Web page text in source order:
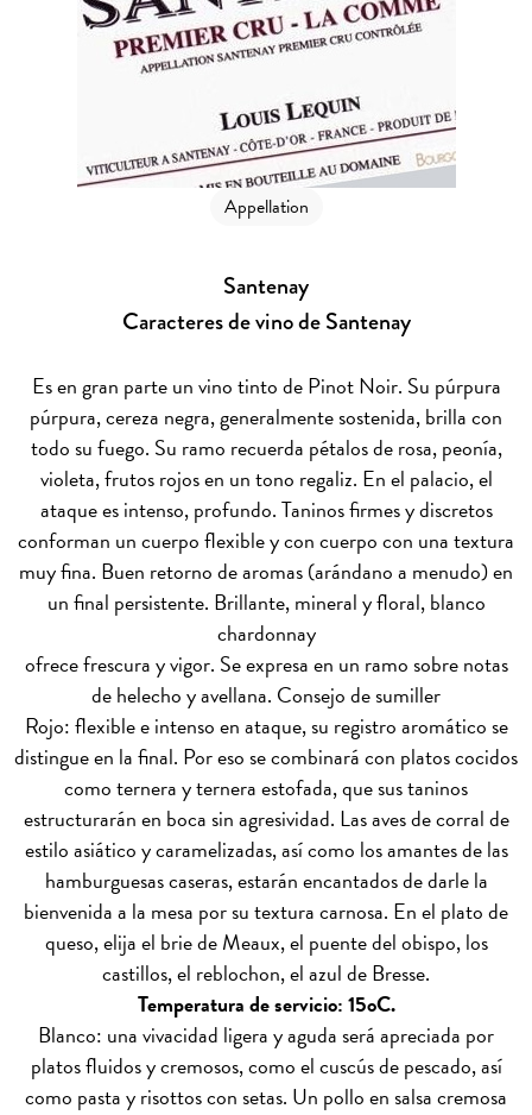
Appellation
Santenay
Caracteres de vino de Santenay
Es en gran parte un vino tinto de Pinot Noir. Su púrpura
púrpura, cereza negra, generalmente sostenida, brilla con
todo su fuego. Su ramo recuerda pétalos de rosa, peonía,
violeta, frutos rojos en un tono regaliz. En el palacio, el
ataque es intenso, profundo. Taninos firmes y discretos
conforman un cuerpo flexible y con cuerpo con una textura
muy fina. Buen retorno de aromas (arándano a menudo) en
un final persistente. Brillante, mineral y floral, blanco
chardonnay
ofrece frescura y vigor. Se expresa en un ramo sobre notas
de helecho y avellana. Consejo de sumiller
Rojo: flexible e intenso en ataque, su registro aromático se
distingue en la final. Por eso se combinará con platos cocidos
como ternera y ternera estofada, que sus taninos
estructurarán en boca sin agresividad. Las aves de corral de
estilo asiático y caramelizadas, así como los amantes de las
hamburguesas caseras, estarán encantados de darle la
bienvenida a la mesa por su textura carnosa. En el plato de
queso, elija el brie de Meaux, el puente del obispo, los
castillos, el reblochon, el azul de Bresse.
Temperatura de servicio: 15oC.
Blanco: una vivacidad ligera y aguda será apreciada por
platos fluidos y cremosos, como el cuscús de pescado, así
como pasta y risottos con setas. Un pollo en salsa cremosa